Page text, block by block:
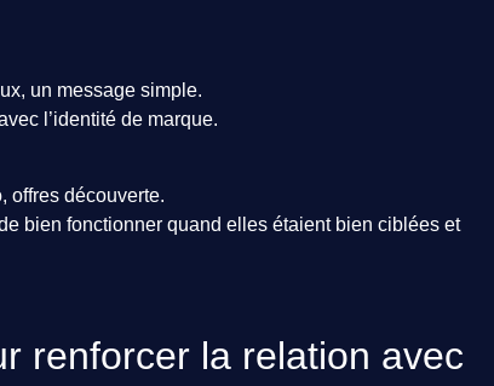
un message simple.
l’identité de marque.
offres découverte.
bien fonctionner quand elles étaient bien ciblées et
renforcer la relation avec